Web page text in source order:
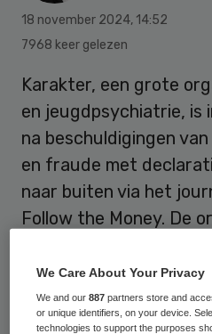
18 november 2024, 14:52
7968 keer gelezen
Karakter, een grote
en jeugdpsychiatrie, is
na beschuldigingen
en fraude met
naar buiten via het
Follow the Money. De
lokale bestuurders
We Care About Your Privacy
We and our887 partners store and
or unique identifiers, on your device.
technologies to support the purposes